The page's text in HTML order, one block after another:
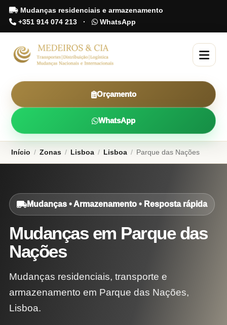
Mudanças residenciais e armazenamento
+351 914 074 213 · WhatsApp
Orçamento
WhatsApp
Início / Zonas / Lisboa / Lisboa / Parque das Nações
Mudanças • Armazenamento • Resposta rápida
Mudanças em Parque das
Nações
Mudanças residenciais, transporte e
armazenamento em Parque das Nações,
Lisboa.